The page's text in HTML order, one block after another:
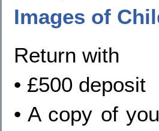
Images of
Return with
• £500 deposit
• A copy of